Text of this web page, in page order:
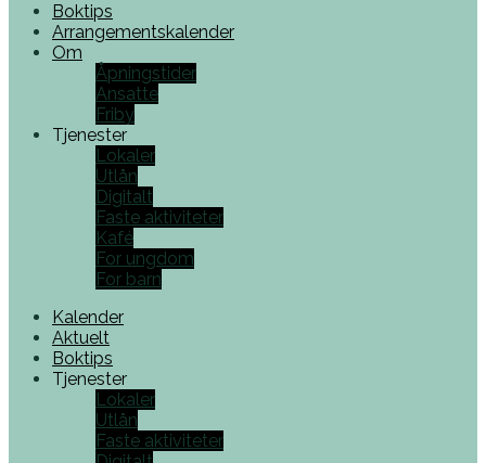
Boktips
Arrangementskalender
Om
Åpningstider
Ansatte
Friby
Tjenester
Lokaler
Utlån
Digitalt
Faste aktiviteter
Kafé
For ungdom
For barn
Kalender
Aktuelt
Boktips
Tjenester
Lokaler
Utlån
Faste aktiviteter